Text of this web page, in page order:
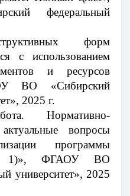
федеральный
форм
с использованием
и ресурсов
ВО «Сибирский
2025 г.
Нормативно-
вопросы
программы
1)», ФГАОУ ВО
университет», 2025